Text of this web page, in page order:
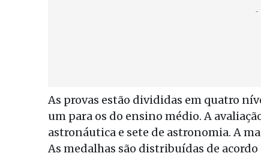
As provas estão divididas em quatro
um para os do ensino médio. A
astronáutica e sete de astronomia. A
As medalhas são distribuídas de